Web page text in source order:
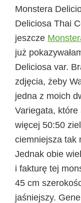
Monstera
Deliciosa Thai
jeszcze
już
Deliciosa var.
zdjęcia, żeby
jedna z moich
Variegata, które
więcej 50:50
ciemniejsza tak
Jednak obie
i fakturę tej
45 cm
jaśniejszy.